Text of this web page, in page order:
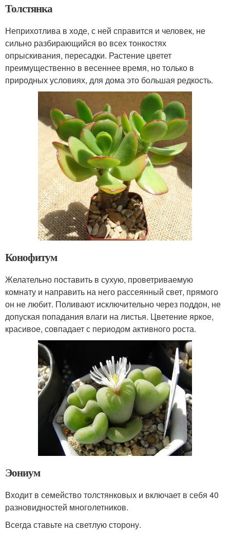
Толстянка
Неприхотлива в ходе, с ней справится и человек, не
сильно разбирающийся во всех тонкостях
опрыскивания, пересадки. Растение цветет
преимущественно в весеннее время, но только в
природных условиях, для дома это большая редкость.
Конофитум
Желательно поставить в сухую, проветриваемую
комнату и направить на него рассеянный свет, прямого
он не любит. Поливают исключительно через поддон, не
допуская попадания влаги на листья. Цветение яркое,
красивое, совпадает с периодом активного роста.
Эониум
Входит в семейство толстянковых и включает в себя 40
разновидностей многолетников.
Всегда ставьте на светлую сторону.